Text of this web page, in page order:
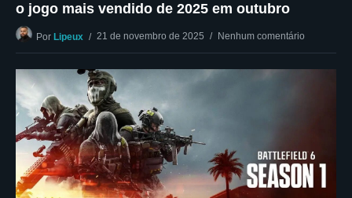
o jogo mais vendido de 2025 em outubro
Por Lipeux 21 de novembro de 2025 Nenhum comentário